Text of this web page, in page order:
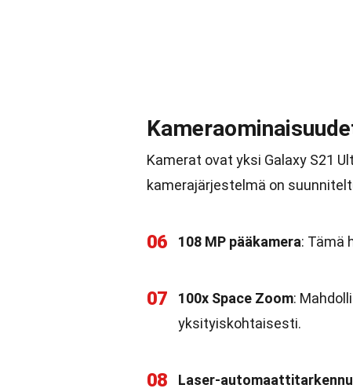
Kamerat ovat yksi Galaxy S21
kamerajärjestelmä on
06 108 MP pääkamera: Tämä
07 100x Space Zoom:
yksityiskohtaisesti.
08 Laser-